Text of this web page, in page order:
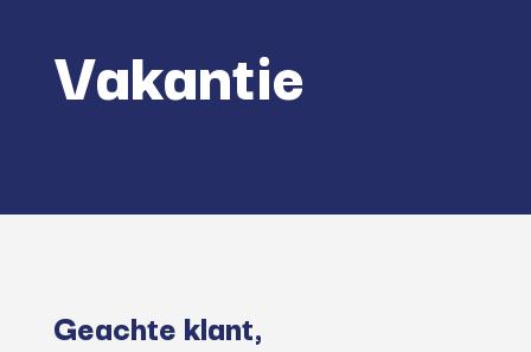
Vakantie
Geachte klant,